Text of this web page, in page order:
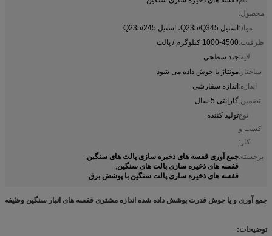
محصول:
مواد:استیل Q235/Q345، استیل Q235/245
ظرفیت:1000-4500 کیلوگرم / پالت
لایه:چند سطحی
ساختار:مونتاژ یا جوش داده می شود
اندازه:اندازه سفارشی
تضمین:گارانتی 5 سال
نوع
کسب و
کار:
تولید کننده
برجسته:جمع آوری قفسه های ذخیره سازی پالت های سنگین,
قفسه های ذخیره سازی پالت های سنگین,
قفسه های ذخیره سازی پالت سنگین با پوشش برق
جمع آوری و یا جوش قدرت پوشش داده شده اندازه مشتری قفسه های انبار سنگین وظیفه
توضیحات: